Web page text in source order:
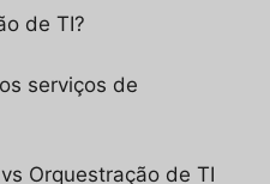
de TI?
serviços de
Orquestração de TI